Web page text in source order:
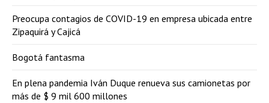
Preocupa contagios de COVID-19 en empresa ubicada entre
Zipaquirá y Cajicá
Bogotá fantasma
En plena pandemia Iván Duque renueva sus camionetas por
más de $ 9 mil 600 millones